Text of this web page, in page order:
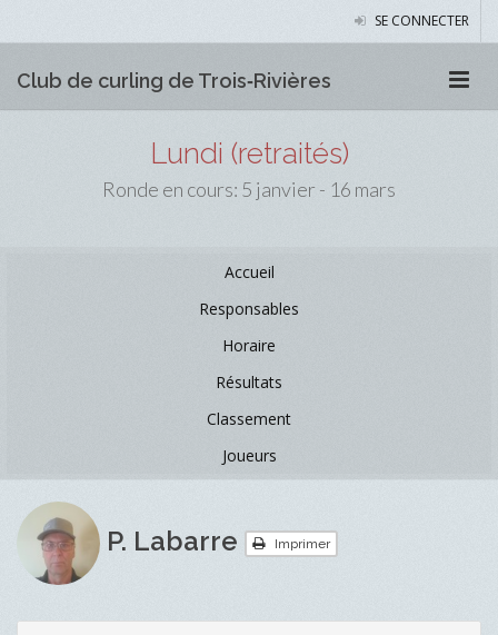
SE CONNECTER
Club de curling de Trois‑Rivières
Lundi (retraités)
Ronde en cours: 5 janvier - 16 mars
Accueil
Responsables
Horaire
Résultats
Classement
Joueurs
P. Labarre Imprimer